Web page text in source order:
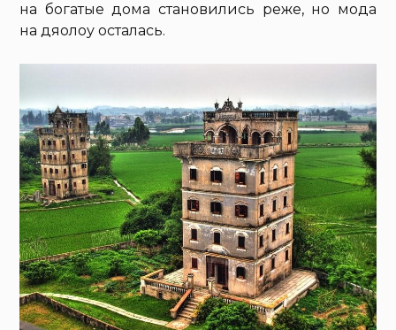
на богатые дома становились реже, но мода
на дяолоу осталась.